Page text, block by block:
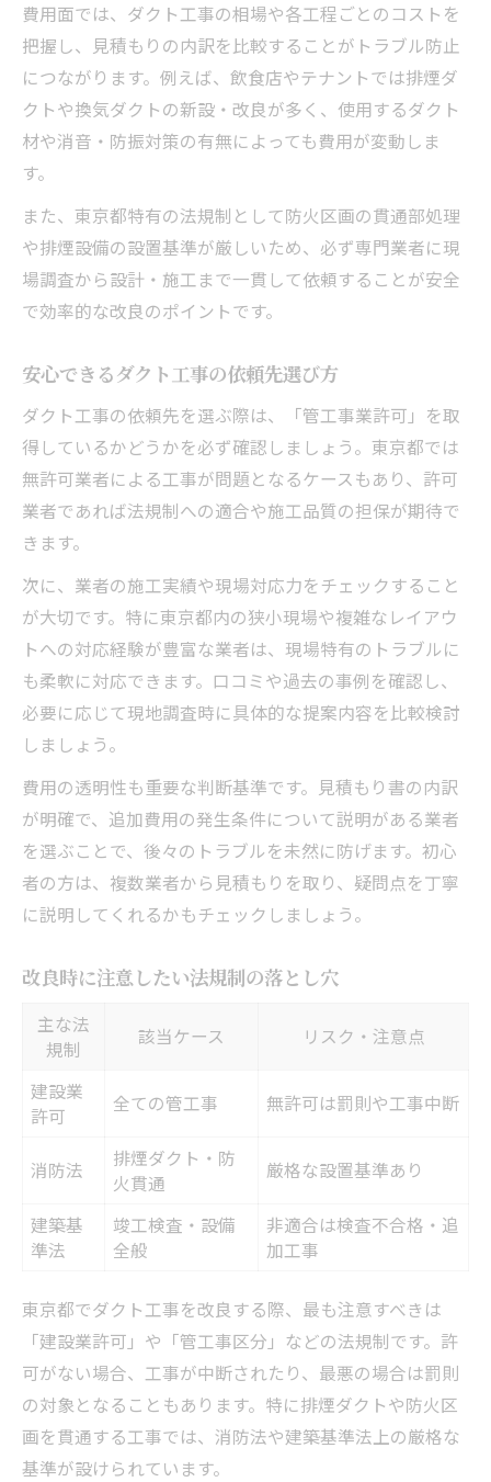
建設業許可取得が必要なケースとは
東京都で多い管工事区分の事例紹介
ダクト工事依頼前に確認すべき条件
業者選びで失敗しないダクト工事の進め方を伝
信頼できる業者を見極めるコツ
現地調査や見積もりの確認事項
一貫対応可能な業者の選び方とは
東京都の事例から学ぶダクト工事改良の実践知
識
東京都でのダクト工事事例比較表
現場で役立つダクト工事の成功例
トラブル回避のための実践ポイント
ダクト工事求人から見る現場の工夫
費用面では、ダクト工事の相場や各工程ごとのコストを
把握し、見積もりの内訳を比較することがトラブル防止
につながります。例えば、飲食店やテナントでは排煙ダ
クトや換気ダクトの新設・改良が多く、使用するダクト
材や消音・防振対策の有無によっても費用が変動しま
す。
また、東京都特有の法規制として防火区画の貫通部処理
や排煙設備の設置基準が厳しいため、必ず専門業者に現
場調査から設計・施工まで一貫して依頼することが安全
で効率的な改良のポイントです。
安心できるダクト工事の依頼先選び方
ダクト工事の依頼先を選ぶ際は、「管工事業許可」を取
得しているかどうかを必ず確認しましょう。東京都では
無許可業者による工事が問題となるケースもあり、許可
業者であれば法規制への適合や施工品質の担保が期待で
きます。
次に、業者の施工実績や現場対応力をチェックすること
が大切です。特に東京都内の狭小現場や複雑なレイアウ
トへの対応経験が豊富な業者は、現場特有のトラブルに
も柔軟に対応できます。口コミや過去の事例を確認し、
必要に応じて現地調査時に具体的な提案内容を比較検討
しましょう。
費用の透明性も重要な判断基準です。見積もり書の内訳
が明確で、追加費用の発生条件について説明がある業者
を選ぶことで、後々のトラブルを未然に防げます。初心
者の方は、複数業者から見積もりを取り、疑問点を丁寧
に説明してくれるかもチェックしましょう。
改良時に注意したい法規制の落とし穴
主な法
規制
該当ケース リスク・注意点
建設業
許可
全ての管工事 無許可は罰則や工事中断
消防法
排煙ダクト・防
火貫通
厳格な設置基準あり
建築基
準法
竣工検査・設備
全般
非適合は検査不合格・追
加工事
東京都でダクト工事を改良する際、最も注意すべきは
「建設業許可」や「管工事区分」などの法規制です。許
可がない場合、工事が中断されたり、最悪の場合は罰則
の対象となることもあります。特に排煙ダクトや防火区
画を貫通する工事では、消防法や建築基準法上の厳格な
基準が設けられています。